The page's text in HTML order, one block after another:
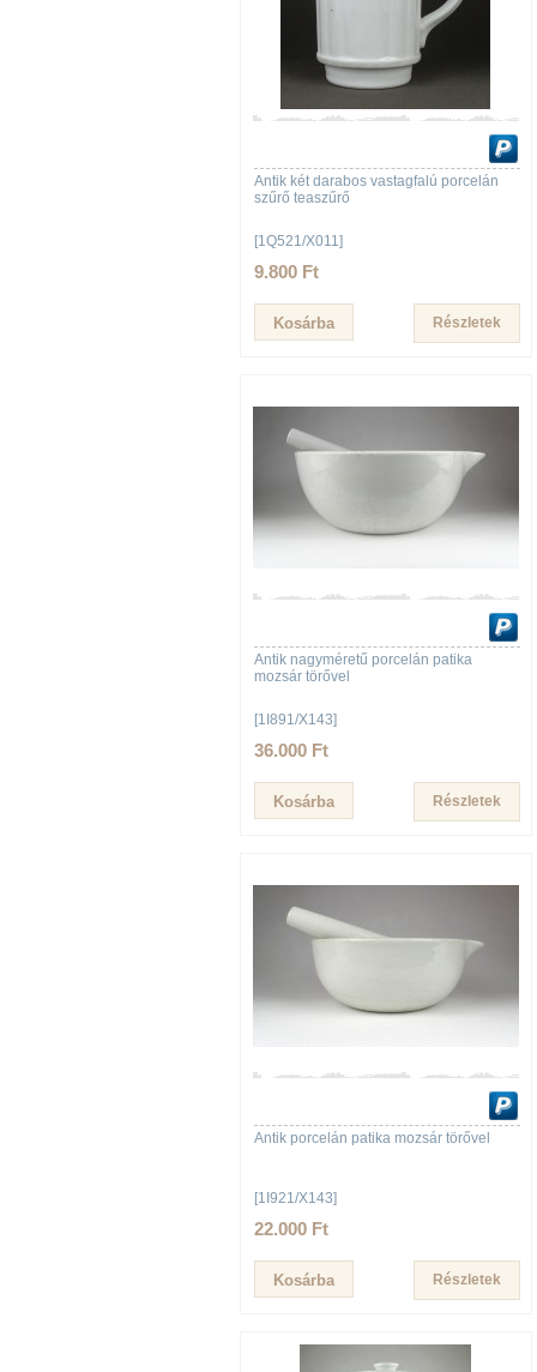
Antik két darabos vastagfalú porcelán
szűrő teaszűrő
[1Q521/X011]
9.800 Ft
Részletek
Antik nagyméretű porcelán patika
mozsár törővel
[1I891/X143]
36.000 Ft
Részletek
Antik porcelán patika mozsár törővel
[1I921/X143]
22.000 Ft
Részletek